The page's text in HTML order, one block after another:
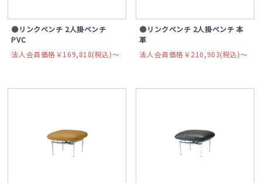
●リンクベンチ 2人掛ベンチ
PVC
法人会員価格￥169,818(税込)〜
●リンクベンチ 2人掛ベンチ 本
革
法人会員価格￥210,903(税込)〜